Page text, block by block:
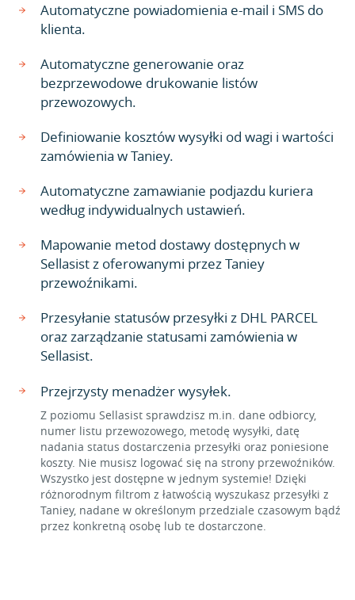
Automatyczne powiadomienia e-mail i SMS do
klienta.
Automatyczne generowanie oraz
bezprzewodowe drukowanie listów
przewozowych.
Definiowanie kosztów wysyłki od wagi i wartości
zamówienia w Taniey.
Automatyczne zamawianie podjazdu kuriera
według indywidualnych ustawień.
Mapowanie metod dostawy dostępnych w
Sellasist z oferowanymi przez Taniey
przewoźnikami.
Przesyłanie statusów przesyłki z DHL PARCEL
oraz zarządzanie statusami zamówienia w
Sellasist.
Przejrzysty menadżer wysyłek.
Z poziomu Sellasist sprawdzisz m.in. dane odbiorcy,
numer listu przewozowego, metodę wysyłki, datę
nadania status dostarczenia przesyłki oraz poniesione
koszty. Nie musisz logować się na strony przewoźników.
Wszystko jest dostępne w jednym systemie! Dzięki
różnorodnym filtrom z łatwością wyszukasz przesyłki z
Taniey, nadane w określonym przedziale czasowym bądź
przez konkretną osobę lub te dostarczone.